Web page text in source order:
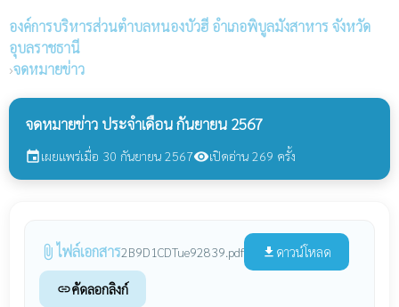
องค์การบริหารส่วนตำบลหนองบัวฮี อำเภอพิบูลมังสาหาร จังหวัด
อุบลราชธานี
›จดหมายข่าว
จดหมายข่าว ประจำเดือน กันยายน 2567
eventเผยแพร่เมื่อ 30 กันยายน 2567visibilityเปิดอ่าน 269 ครั้ง
attach_file ไฟล์เอกสาร2B9D1CDTue92839.pdf file_download ดาวน์โหลด
linkคัดลอกลิงก์